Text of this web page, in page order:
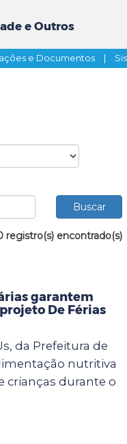
e Outros
e Documentos |
registro(s) encontrado(s)
garantem
De Férias
da Prefeitura de
nutritiva
crianças durante o